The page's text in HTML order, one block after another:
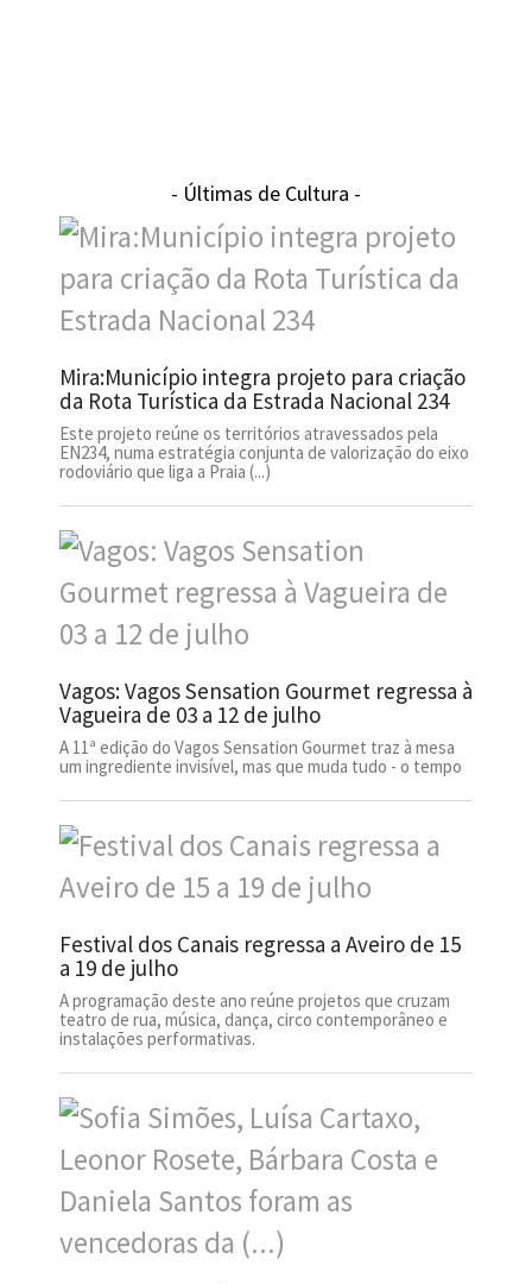
- Últimas de Cultura -
Mira:Município integra projeto para criação
da Rota Turística da Estrada Nacional 234
Este projeto reúne os territórios atravessados pela
EN234, numa estratégia conjunta de valorização do eixo
rodoviário que liga a Praia (...)
Vagos: Vagos Sensation Gourmet regressa à
Vagueira de 03 a 12 de julho
A 11ª edição do Vagos Sensation Gourmet traz à mesa
um ingrediente invisível, mas que muda tudo - o tempo
Festival dos Canais regressa a Aveiro de 15
a 19 de julho
A programação deste ano reúne projetos que cruzam
teatro de rua, música, dança, circo contemporâneo e
instalações performativas.